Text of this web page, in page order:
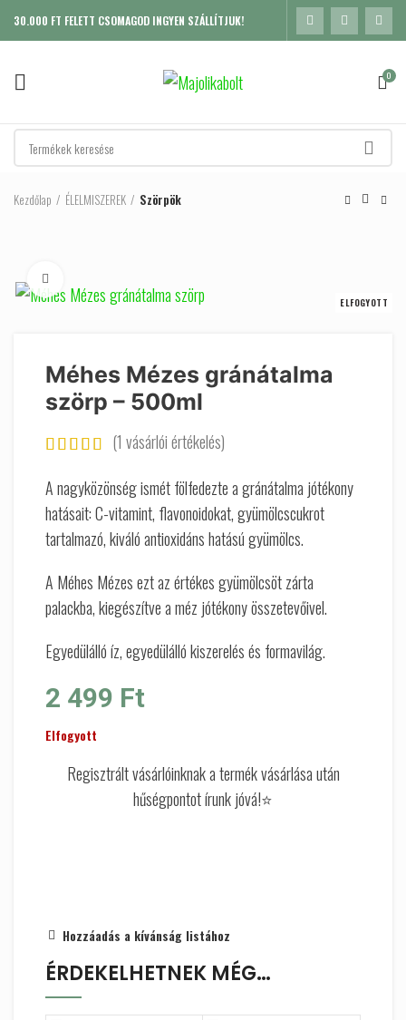
30.000 FT FELETT CSOMAGOD INGYEN SZÁLLÍTJUK!
0
Kezdőlap ÉLELMISZEREK Szörpök
ELFOGYOTT
Méhes Mézes gránátalma
szörp – 500ml
(1 vásárlói értékelés)
A nagyközönség ismét fölfedezte a gránátalma jótékony
hatásait: C-vitamint, flavonoidokat, gyümölcscukrot
tartalmazó, kiváló antioxidáns hatású gyümölcs.
A Méhes Mézes ezt az értékes gyümölcsöt zárta
palackba, kiegészítve a méz jótékony összetevőivel.
Egyedülálló íz, egyedülálló kiszerelés és formavilág.
2 499 Ft
Elfogyott
Regisztrált vásárlóinknak a termék vásárlása után
hűségpontot írunk jóvá!⭐
Hozzáadás a kívánság listához
ÉRDEKELHETNEK MÉG…